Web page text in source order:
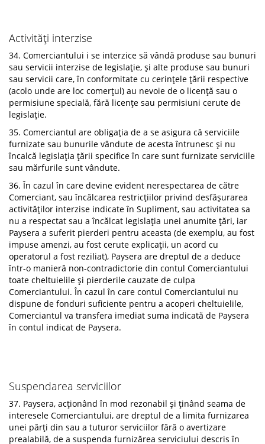
Activități interzise
34. Comerciantului i se interzice să vândă produse sau bunuri
sau servicii interzise de legislație, și alte produse sau bunuri
sau servicii care, în conformitate cu cerințele țării respective
(acolo unde are loc comerțul) au nevoie de o licență sau o
permisiune specială, fără licențe sau permisiuni cerute de
legislație.
35. Comerciantul are obligația de a se asigura că serviciile
furnizate sau bunurile vândute de acesta întrunesc și nu
încalcă legislația țării specifice în care sunt furnizate serviciile
sau mărfurile sunt vândute.
36. În cazul în care devine evident nerespectarea de către
Comerciant, sau încălcarea restricțiilor privind desfășurarea
activităților interzise indicate în Supliment, sau activitatea sa
nu a respectat sau a încălcat legislația unei anumite țări, iar
Paysera a suferit pierderi pentru aceasta (de exemplu, au fost
impuse amenzi, au fost cerute explicații, un acord cu
operatorul a fost reziliat), Paysera are dreptul de a deduce
într-o manieră non-contradictorie din contul Comerciantului
toate cheltuielile și pierderile cauzate de culpa
Comerciantului. În cazul în care contul Comerciantului nu
dispune de fonduri suficiente pentru a acoperi cheltuielile,
Comerciantul va transfera imediat suma indicată de Paysera
în contul indicat de Paysera.
Suspendarea serviciilor
37. Paysera, acționând în mod rezonabil și ținând seama de
interesele Comerciantului, are dreptul de a limita furnizarea
unei părți din sau a tuturor serviciilor fără o avertizare
prealabilă, de a suspenda furnizărea serviciului descris în